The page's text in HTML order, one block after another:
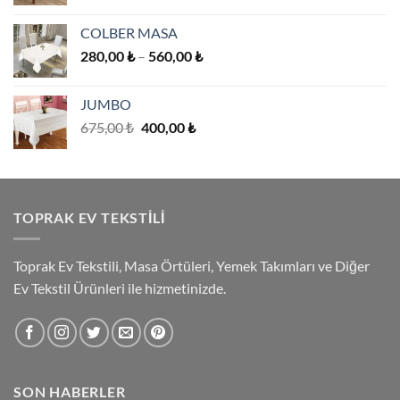
COLBER MASA
280,00₺ – 560,00₺Fiyat
JUMBO
675,00₺ Orijinal
400,00₺Şu
400,00 ₺.
TOPRAK EV TEKSTILI
Toprak Ev Tekstili, Masa Örtüleri, Yemek Takımları ve Diğer
Ev Tekstil Ürünleri ile hizmetinizde.
SON HABERLER